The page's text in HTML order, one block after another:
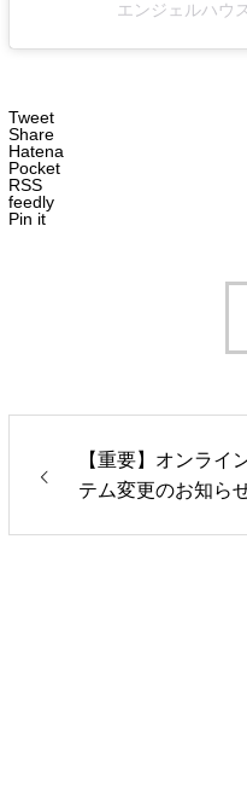
エンジェルハウ
Tweet
Share
Hatena
Pocket
RSS
feedly
Pin it
【重要】オンライ
テム変更のお知ら